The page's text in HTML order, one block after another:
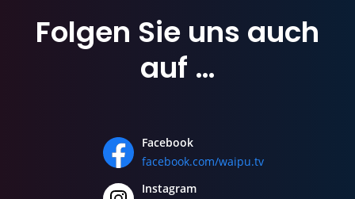
Folgen Sie uns auch
auf …
Facebook
facebook.com/waipu.tv
Instagram